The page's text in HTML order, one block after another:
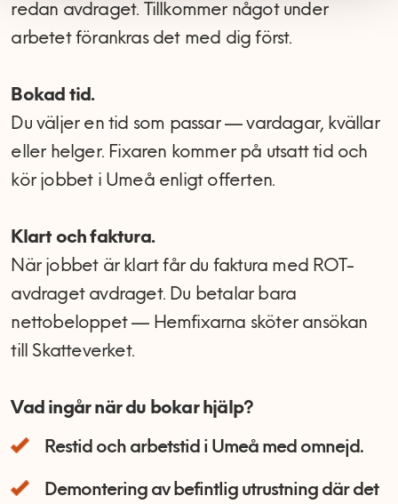
redan avdraget. Tillkommer något under
arbetet förankras det med dig först.
Bokad tid.
Du väljer en tid som passar — vardagar, kvällar
eller helger. Fixaren kommer på utsatt tid och
kör jobbet i Umeå enligt offerten.
Klart och faktura.
När jobbet är klart får du faktura med ROT-
avdraget avdraget. Du betalar bara
nettobeloppet — Hemfixarna sköter ansökan
till Skatteverket.
Vad ingår när du bokar hjälp?
Restid och arbetstid i Umeå med omnejd.
Demontering av befintlig utrustning där det